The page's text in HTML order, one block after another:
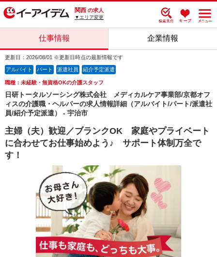
関西 の求人
▼エリア変更
仕事情報 企業情報
更新日：2026/08/01 ※更新日時点の最新情報です
アルバイト パート 派遣社員 紹介予定派遣
職種：未経験・無資格OKの介護スタッフ
日研トータルソーシング株式会社 メディカルケア事業部/京都オフ
ィスの介護職・ヘルパーの求人情報詳細（アルバイト/パート/派遣社
員/紹介予定派遣） - 宇治市
主婦（夫）歓迎／ブランクOK 家庭やプライベート
に合わせてお仕事始めよう♪ サポート体制万全で
す！